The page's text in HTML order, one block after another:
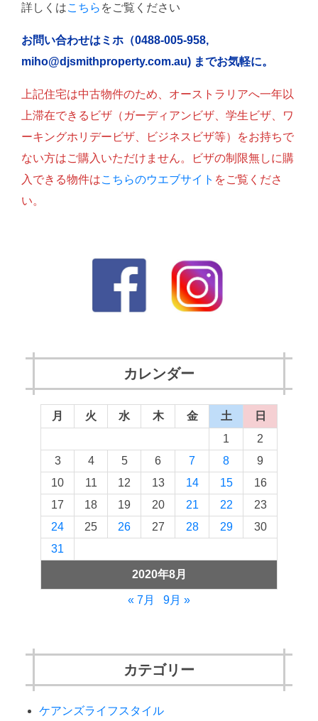
詳しくはこちら をご覧ください
お問い合わせはミホ（0488-005-958,
miho@djsmithproperty.com.au) までお気軽に。
上記住宅は中古物件のため、オーストラリアへ一年以
上滞在できるビザ（ガーディアンビザ、学生ビザ、ワ
ーキングホリデービザ、ビジネスビザ等）をお持ちで
ない方はご購入いただけません。ビザの制限無しに購
入できる物件はこちらのウエブサイト をご覧くださ
い。
カレンダー
2020年8月
月 火 水 木 金 土
日
1
2
3
4 5 6 7 8
9
10
11 12 13 14 15
16
17
18 19 20 21 22
23
24
25 26 27 28 29
30
31
« 7月 9月 »
カテゴリー
ケアンズライフスタイル